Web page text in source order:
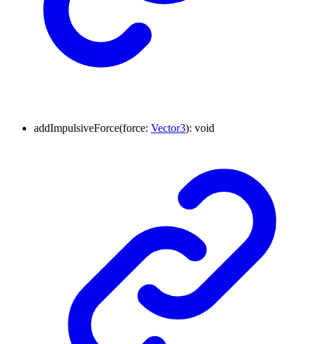
addImpulsiveForce(force: Vector3): void